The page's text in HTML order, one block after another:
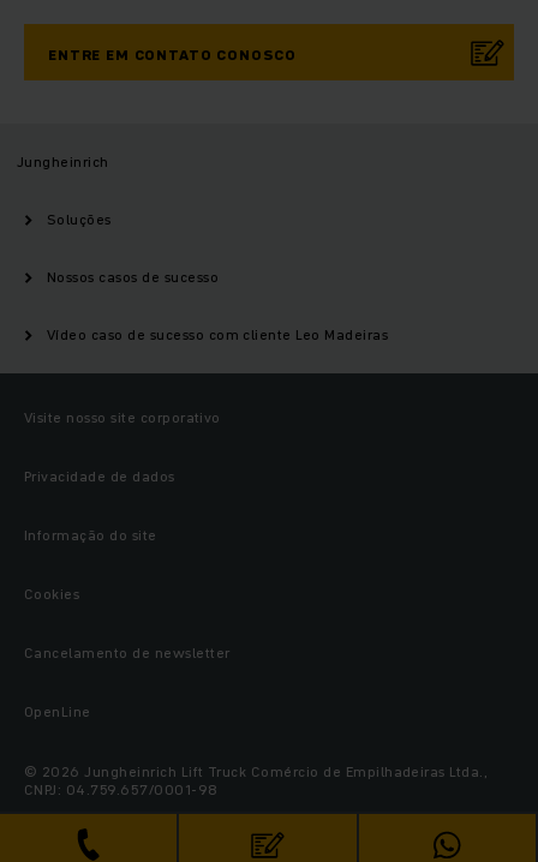
ENTRE EM CONTATO CONOSCO
Jungheinrich
Soluções
Nossos casos de sucesso
Vídeo caso de sucesso com cliente Leo Madeiras
Visite nosso site corporativo
Privacidade de dados
Informação do site
Cookies
Cancelamento de newsletter
OpenLine
© 2026 Jungheinrich Lift Truck Comércio de Empilhadeiras Ltda.,
CNPJ: 04.759.657/0001-98